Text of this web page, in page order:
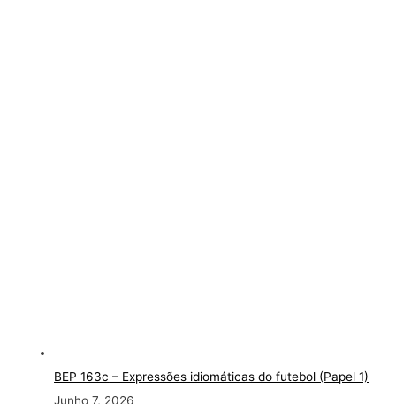
BEP 163c – Expressões idiomáticas do futebol (Papel 1)
Junho 7, 2026